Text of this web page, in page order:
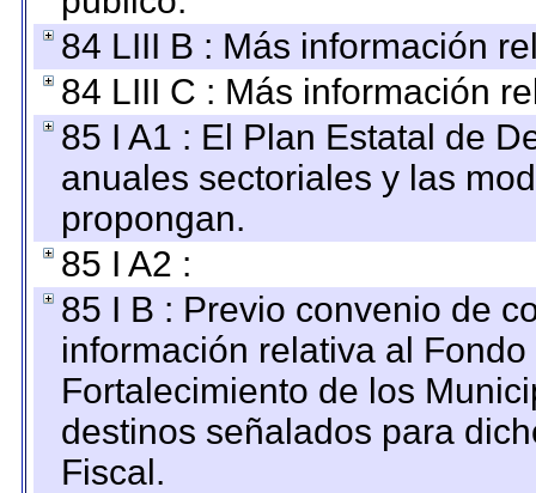
84 LIII B : Más información
84 LIII C : Más información
85 I A1 : El Plan Estatal de
anuales sectoriales y las
propongan.
85 I A2 :
85 I B : Previo convenio de
información relativa al
Fortalecimiento de los
destinos señalados para
Fiscal.